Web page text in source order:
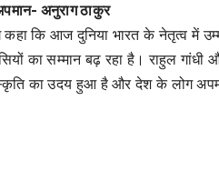
अनुराग ठाकुर
कि आज दुनिया भारत के नेतृत्व में
का सम्मान बढ़ रहा है। राहुल गांधी
का उदय हुआ है और देश के लोग